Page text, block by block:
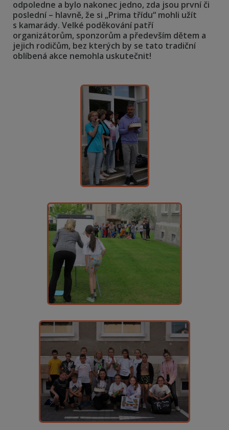
odpoledne a bylo nakonec jedno, zda jsou první či
poslední – hlavně, že si „Prima třídu“ mohli užít
s kamarády. Velké poděkování patří
organizátorům, sponzorům a především dětem a
jejich rodičům, bez kterých by se tato tradiční
oblíbená akce nemohla uskutečnit!